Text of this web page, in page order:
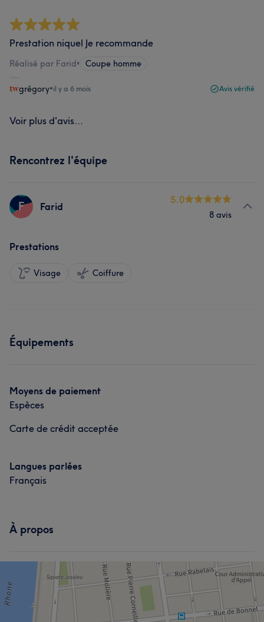
Prestation niquel Je recommande
Réalisé par Farid• Coupe homme
grégory•il y a 6 mois Avis vérifié
Voir plus d'avis...
Rencontrez l'équipe
F Farid
5.0
8 avis
Prestations
Visage Coiffure
Équipements
Moyens de paiement
Espèces
Carte de crédit acceptée
Langues parlées
Français
À propos